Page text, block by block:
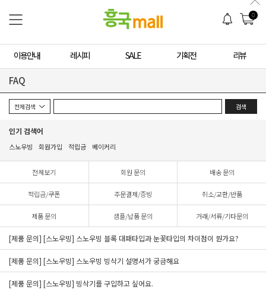
0
이용안내 레시피 SALE 기획전 리뷰
FAQ
검색
인기 검색어
스노우빙 회원가입 적립금 베이커리
전체보기 회원 문의 배송 문의
적립금/쿠폰 주문결제/증빙 취소/교환/반품
제품 문의 샘플/납품 문의 거래/서류/기타문의
[제품 문의] [스노우빙] 스노우빙 블록 대패타입과 눈꽃타입의 차이점이 뭔가요?
[제품 문의] [스노우빙] 스노우빙 빙삭기 설명서가 궁금해요
[제품 문의] [스노우빙] 빙삭기를 구입하고 싶어요.